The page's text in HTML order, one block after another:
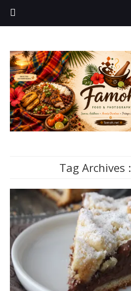
Tag Archives :